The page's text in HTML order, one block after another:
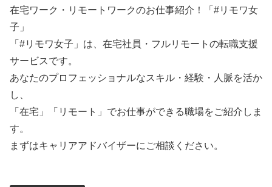
在宅ワーク・リモートワークのお仕事紹介！「#リモワ女
子」
「#リモワ女子」は、在宅社員・フルリモートの転職支援
サービスです。
あなたのプロフェッショナルなスキル・経験・人脈を活か
し、
「在宅」「リモート」でお仕事ができる職場をご紹介しま
す。
まずはキャリアアドバイザーにご相談ください。